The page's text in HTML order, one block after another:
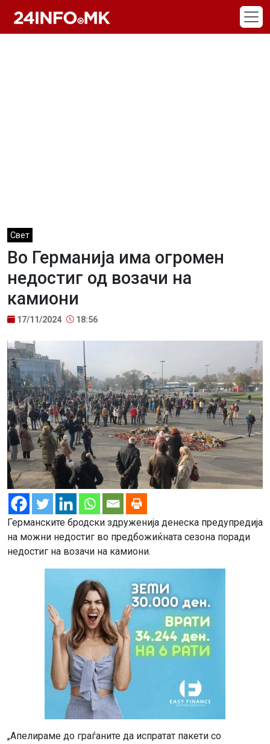
Свет
Во Германија има огромен
недостиг од возачи на
камиони
17/11/2024 18:56
Германските бродски здруженија денеска предупредија
на можни недостиг во предбожиќната сезона поради
недостиг на возачи на камиони.
„Апелираме до граѓаните да испратат пакети со